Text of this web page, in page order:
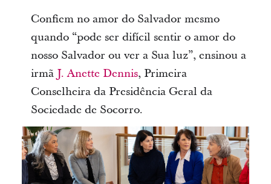
Confiem no amor do Salvador mesmo
quando “pode ser difícil sentir o amor do
nosso Salvador ou ver a Sua luz”, ensinou a
irmã J. Anette Dennis, Primeira
Conselheira da Presidência Geral da
Sociedade de Socorro.